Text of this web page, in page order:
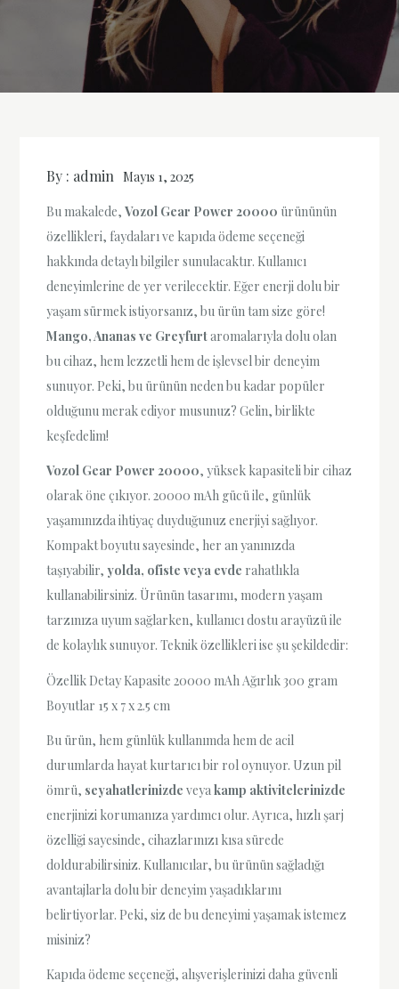
By : admin Mayıs 1, 2025
Bu makalede,Vozol Gear Power 20000 ürününün
özellikleri, faydaları ve kapıda ödeme seçeneği
hakkında detaylı bilgiler sunulacaktır. Kullanıcı
deneyimlerine de yer verilecektir. Eğer enerji dolu bir
yaşam sürmek istiyorsanız, bu ürün tam size göre!
Mango, Ananas ve Greyfurtaromalarıyla dolu olan
bu cihaz, hem lezzetli hem de işlevsel bir deneyim
sunuyor. Peki, bu ürünün neden bu kadar popüler
olduğunu merak ediyor musunuz? Gelin, birlikte
keşfedelim!
Vozol Gear Power 20000, yüksek kapasiteli bir cihaz
olarak öne çıkıyor. 20000 mAh gücü ile, günlük
yaşamınızda ihtiyaç duyduğunuz enerjiyi sağlıyor.
Kompakt boyutu sayesinde, her an yanınızda
taşıyabilir,yolda, ofiste veya evde rahatlıkla
kullanabilirsiniz. Ürünün tasarımı, modern yaşam
tarzınıza uyum sağlarken, kullanıcı dostu arayüzü ile
de kolaylık sunuyor. Teknik özellikleri ise şu şekildedir:
Özellik Detay Kapasite 20000 mAh Ağırlık 300 gram
Boyutlar 15 x 7 x 2.5 cm
Bu ürün, hem günlük kullanımda hem de acil
durumlarda hayat kurtarıcı bir rol oynuyor. Uzun pil
ömrü, seyahatlerinizde veyakamp aktivitelerinizde
enerjinizi korumanıza yardımcı olur. Ayrıca, hızlı şarj
özelliği sayesinde, cihazlarınızı kısa sürede
doldurabilirsiniz. Kullanıcılar, bu ürünün sağladığı
avantajlarla dolu bir deneyim yaşadıklarını
belirtiyorlar. Peki, siz de bu deneyimi yaşamak istemez
misiniz?
Kapıda ödeme seçeneği, alışverişlerinizi daha güvenli